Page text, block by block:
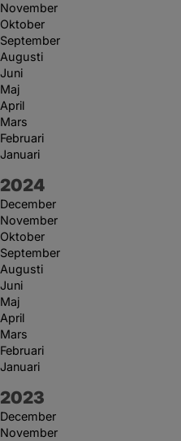
November
Oktober
September
Augusti
Juni
Maj
April
Mars
Februari
Januari
År:
2024
December
November
Oktober
September
Augusti
Juni
Maj
April
Mars
Februari
Januari
År:
2023
December
November